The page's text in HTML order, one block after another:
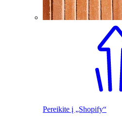
Pereikite į „Shopify“